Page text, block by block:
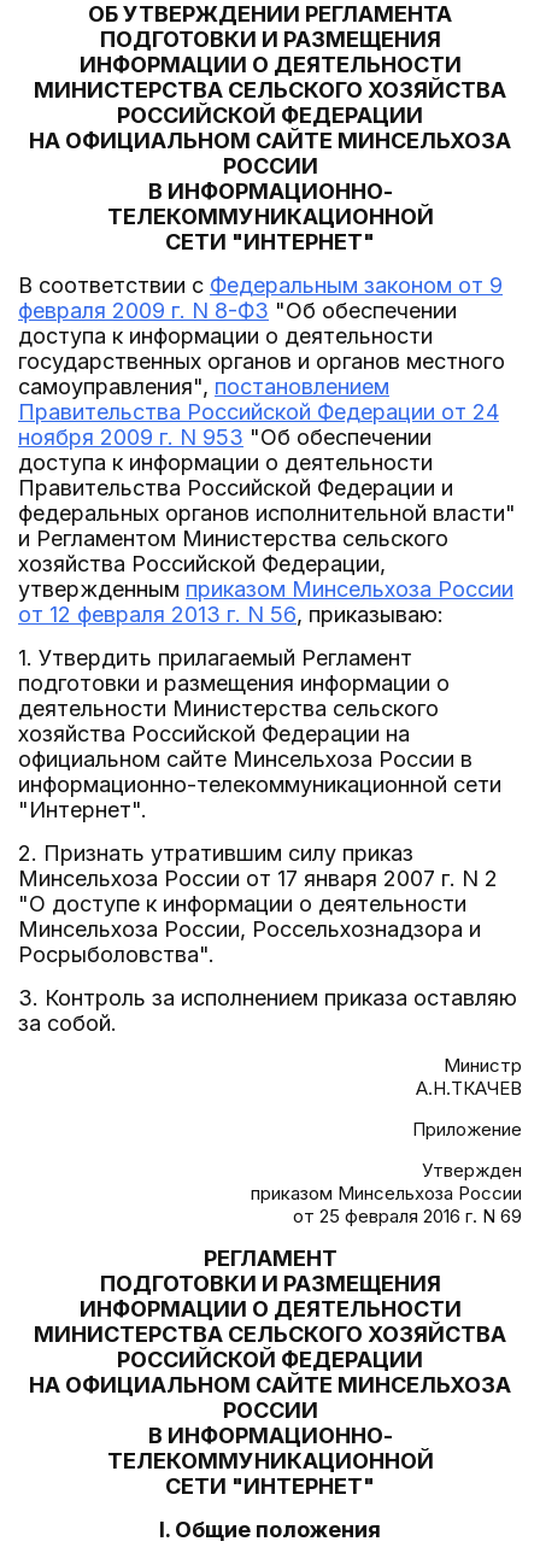
ОБ УТВЕРЖДЕНИИ РЕГЛАМЕНТА
ПОДГОТОВКИ И РАЗМЕЩЕНИЯ
ИНФОРМАЦИИ О ДЕЯТЕЛЬНОСТИ
МИНИСТЕРСТВА СЕЛЬСКОГО ХОЗЯЙСТВА
РОССИЙСКОЙ ФЕДЕРАЦИИ
НА ОФИЦИАЛЬНОМ САЙТЕ МИНСЕЛЬХОЗА
РОССИИ
В ИНФОРМАЦИОННО-
ТЕЛЕКОММУНИКАЦИОННОЙ
СЕТИ "ИНТЕРНЕТ"
В соответствии с Федеральным законом от 9
февраля 2009 г. N 8-ФЗ "Об обеспечении
доступа к информации о деятельности
государственных органов и органов местного
самоуправления", постановлением
Правительства Российской Федерации от 24
ноября 2009 г. N 953 "Об обеспечении
доступа к информации о деятельности
Правительства Российской Федерации и
федеральных органов исполнительной власти"
и Регламентом Министерства сельского
хозяйства Российской Федерации,
утвержденным приказом Минсельхоза России
от 12 февраля 2013 г. N 56, приказываю:
1. Утвердить прилагаемый Регламент
подготовки и размещения информации о
деятельности Министерства сельского
хозяйства Российской Федерации на
официальном сайте Минсельхоза России в
информационно-телекоммуникационной сети
"Интернет".
2. Признать утратившим силу приказ
Минсельхоза России от 17 января 2007 г. N 2
"О доступе к информации о деятельности
Минсельхоза России, Россельхознадзора и
Росрыболовства".
3. Контроль за исполнением приказа оставляю
за собой.
Министр
А.Н.ТКАЧЕВ
Приложение
Утвержден
приказом Минсельхоза России
от 25 февраля 2016 г. N 69
РЕГЛАМЕНТ
ПОДГОТОВКИ И РАЗМЕЩЕНИЯ
ИНФОРМАЦИИ О ДЕЯТЕЛЬНОСТИ
МИНИСТЕРСТВА СЕЛЬСКОГО ХОЗЯЙСТВА
РОССИЙСКОЙ ФЕДЕРАЦИИ
НА ОФИЦИАЛЬНОМ САЙТЕ МИНСЕЛЬХОЗА
РОССИИ
В ИНФОРМАЦИОННО-
ТЕЛЕКОММУНИКАЦИОННОЙ
СЕТИ "ИНТЕРНЕТ"
I. Общие положения